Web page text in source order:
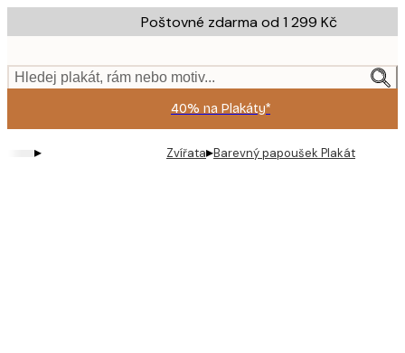
to
content.
Poštovné zdarma od 1 299 Kč
Hledej plakát, rám nebo motiv...
40% na Plakáty*
▸ Zvířata▸Barevný papoušek Plakát